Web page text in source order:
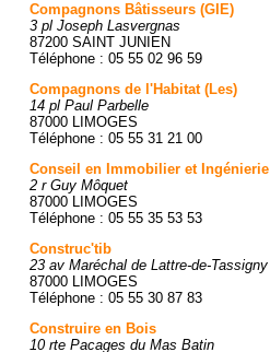
Compagnons Bâtisseurs (GIE)
3 pl Joseph Lasvergnas
87200 SAINT JUNIEN
Téléphone : 05 55 02 96 59
Compagnons de l'Habitat (Les)
14 pl Paul Parbelle
87000 LIMOGES
Téléphone : 05 55 31 21 00
Conseil en Immobilier et Ingénierie
2 r Guy Môquet
87000 LIMOGES
Téléphone : 05 55 35 53 53
Construc'tib
23 av Maréchal de Lattre-de-Tassigny
87000 LIMOGES
Téléphone : 05 55 30 87 83
Construire en Bois
10 rte Pacages du Mas Batin